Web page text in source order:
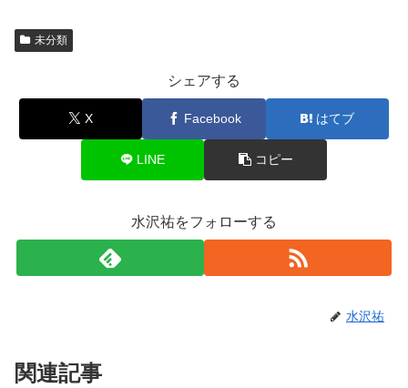
未分類
シェアする
X Facebook はてブ
LINE コピー
水沢祐をフォローする
水沢祐
関連記事